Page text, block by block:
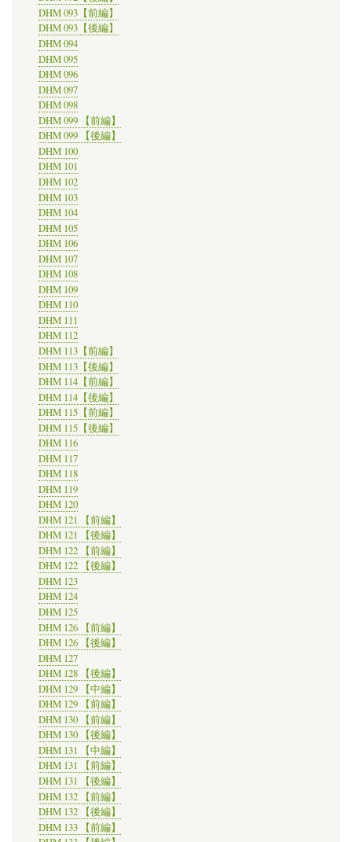
DHM 093【前編】
DHM 093【後編】
DHM 094
DHM 095
DHM 096
DHM 097
DHM 098
DHM 099 【前編】
DHM 099 【後編】
DHM 100
DHM 101
DHM 102
DHM 103
DHM 104
DHM 105
DHM 106
DHM 107
DHM 108
DHM 109
DHM 110
DHM 111
DHM 112
DHM 113【前編】
DHM 113【後編】
DHM 114【前編】
DHM 114【後編】
DHM 115【前編】
DHM 115【後編】
DHM 116
DHM 117
DHM 118
DHM 119
DHM 120
DHM 121 【前編】
DHM 121 【後編】
DHM 122 【前編】
DHM 122 【後編】
DHM 123
DHM 124
DHM 125
DHM 126 【前編】
DHM 126 【後編】
DHM 127
DHM 128 【後編】
DHM 129 【中編】
DHM 129 【前編】
DHM 130 【前編】
DHM 130 【後編】
DHM 131 【中編】
DHM 131 【前編】
DHM 131 【後編】
DHM 132 【前編】
DHM 132 【後編】
DHM 133 【前編】